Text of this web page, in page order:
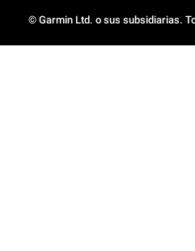
© Garmin Ltd. o sus subsidiarias.